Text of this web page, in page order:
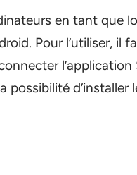
en tant que
Pour l’utiliser, il
l’application
possibilité